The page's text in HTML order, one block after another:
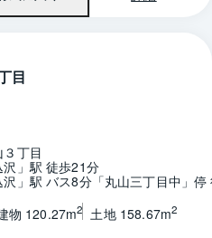
間取り
目
丁目
」駅 徒歩21分
」駅 バス8分「丸山三丁目中」停
物 120.27m2 土地 158.67m2